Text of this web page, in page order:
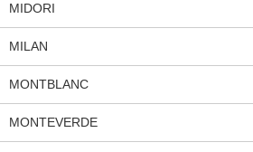
MIDORI
MILAN
MONTBLANC
MONTEVERDE